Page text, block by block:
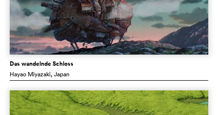
Das wandelnde Schloss
Hayao Miyazaki, Japan